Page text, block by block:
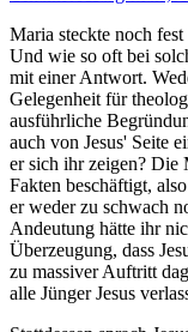
Maria steckte noch
Und wie so oft bei
mit einer Antwort.
Gelegenheit für
ausführliche
auch von Jesus' Seite
er sich ihr zeigen? Die
Fakten beschäftigt,
er weder zu schwach
Andeutung hätte ihr
Überzeugung, dass
zu massiver Auftritt
alle Jünger Jesus